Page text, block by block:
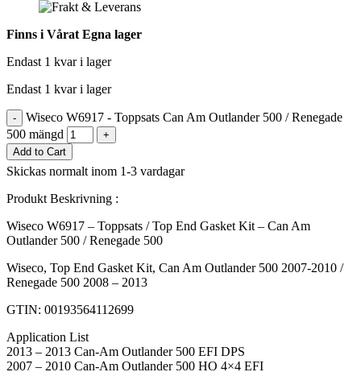
Finns i Vårat Egna lager
Endast 1 kvar i lager
Endast 1 kvar i lager
-
Wiseco W6917 - Toppsats Can Am Outlander 500 / Renegade
500 mängd
+
Add to Cart
Skickas normalt inom 1-3 vardagar
Produkt Beskrivning :
Wiseco W6917 – Toppsats / Top End Gasket Kit – Can Am
Outlander 500 / Renegade 500
Wiseco, Top End Gasket Kit, Can Am Outlander 500 2007-2010 /
Renegade 500 2008 – 2013
GTIN: 00193564112699
Application List
2013 – 2013 Can-Am Outlander 500 EFI DPS
2007 – 2010 Can-Am Outlander 500 HO 4×4 EFI